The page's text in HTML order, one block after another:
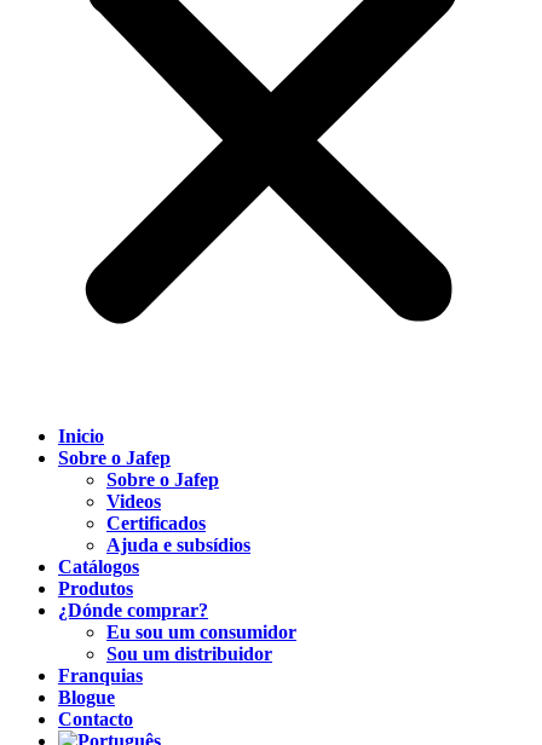
Inicio
Sobre o Jafep
Sobre o Jafep
Videos
Certificados
Ajuda e subsídios
Catálogos
Produtos
¿Dónde comprar?
Eu sou um consumidor
Sou um distribuidor
Franquias
Blogue
Contacto